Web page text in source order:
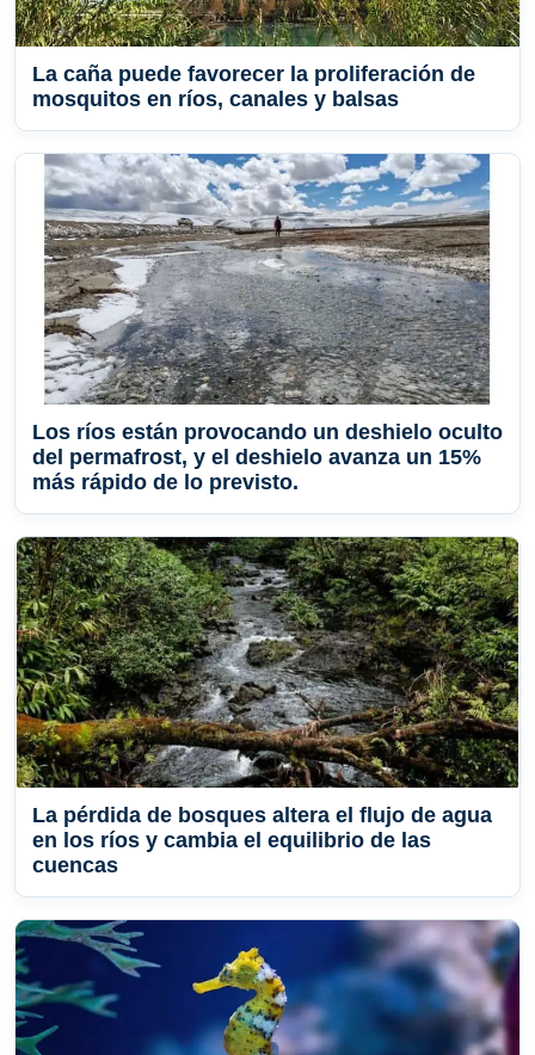
La caña puede favorecer la proliferación de
mosquitos en ríos, canales y balsas
Los ríos están provocando un deshielo oculto
del permafrost, y el deshielo avanza un 15%
más rápido de lo previsto.
La pérdida de bosques altera el flujo de agua
en los ríos y cambia el equilibrio de las
cuencas